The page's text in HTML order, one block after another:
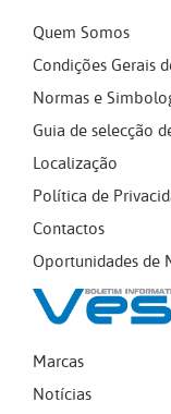
Quem Somos
Condições Gerais
Normas e
Guia de selecção
Localização
Política de
Contactos
Oportunidades de
Marcas
Notícias